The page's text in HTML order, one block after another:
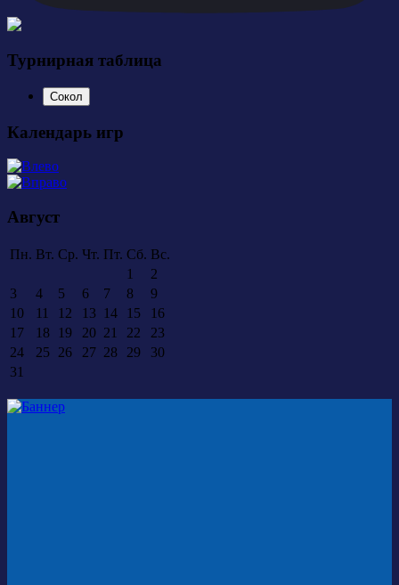
Турнирная таблица
Сокол
Календарь игр
Август
Пн. Вт. Ср. Чт. Пт. Сб. Вс.
1
2
3
4 5 6 7 8
9
10
11 12 13 14 15
16
17
18 19 20 21 22
23
24
25 26 27 28 29
30
31